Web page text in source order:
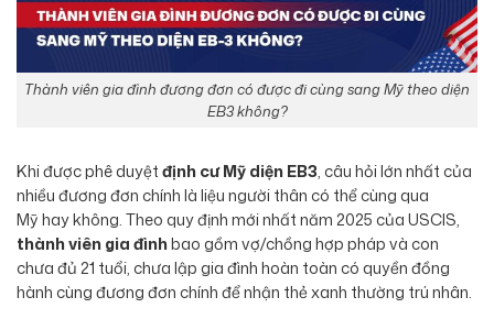
Thành viên gia đình đương đơn có được đi cùng sang Mỹ theo diện
EB3 không?
Khi được phê duyệtđịnh cư Mỹ diện EB3, câu hỏi lớn nhất của
nhiều đương đơn chính là liệu người thân có thể cùng qua
Mỹ hay không. Theo quy định mới nhất năm 2025 của USCIS,
thành viên gia đìnhbao gồm vợ/chồng hợp pháp và con
chưa đủ 21 tuổi, chưa lập gia đình hoàn toàn có quyền đồng
hành cùng đương đơn chính để nhận thẻ xanh thường trú nhân.